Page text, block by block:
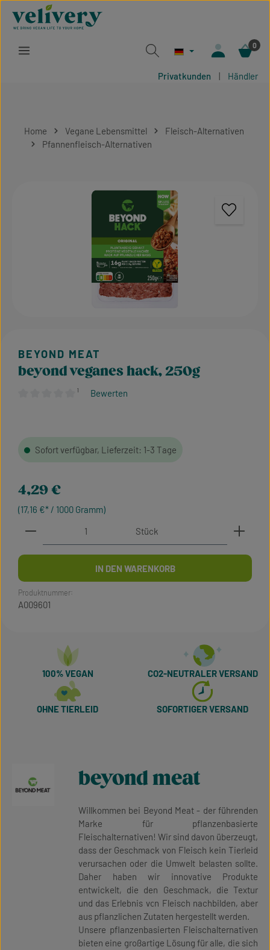
Zum Hauptinhalt springen
0
Privatkunden | Händler
Home Vegane Lebensmittel
Fleisch-Alternativen
Pfannenfleisch-Alternativen
¹ Bewerten
beyond veganes hack, 250g
Regulärer Preis:
4,29 €
(17,16 €* / 1000 Gramm)
Sofort verfügbar, Lieferzeit: 1-3 Tage
Produkt Anzahl: Gib den gewünschten Wert ein
Stück
IN DEN WARENKORB
Produktnummer:
A009601
100% VEGAN CO2-NEUTRALER VERSAND
OHNE TIERLEID SOFORTIGER VERSAND
beyond meat
Willkommen bei Beyond Meat - der führenden
Marke für pflanzenbasierte
Fleischalternativen! Wir sind davon überzeugt,
dass der Geschmack von Fleisch kein Tierleid
verursachen oder die Umwelt belasten sollte.
Daher haben wir innovative Produkte
entwickelt, die den Geschmack, die Textur
und das Erlebnis von Fleisch nachbilden, aber
aus pflanzlichen Zutaten hergestellt werden.
Unsere pflanzenbasierten Fleischalternativen
bieten eine großartige Lösung für alle, die sich